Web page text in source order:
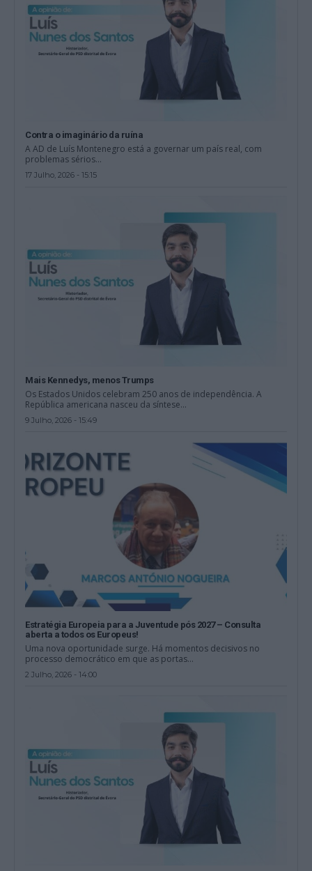
Contra o imaginário da ruína
A AD de Luís Montenegro está a governar um país real, com
problemas sérios...
17 Julho, 2026 - 15:15
Mais Kennedys, menos Trumps
Os Estados Unidos celebram 250 anos de independência. A
República americana nasceu da síntese...
9 Julho, 2026 - 15:49
Estratégia Europeia para a Juventude pós 2027 – Consulta
aberta a todos os Europeus!
Uma nova oportunidade surge. Há momentos decisivos no
processo democrático em que as portas...
2 Julho, 2026 - 14:00